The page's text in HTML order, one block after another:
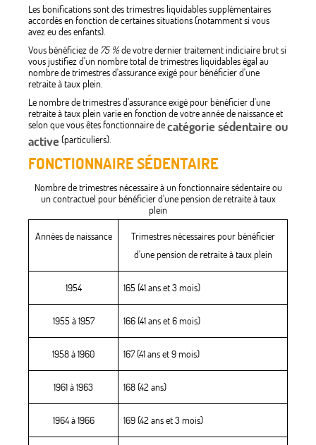
Les bonifications sont des trimestres liquidables supplémentaires
accordés en fonction de certaines situations (notamment si vous
avez eu des enfants).
Vous bénéficiez de 75 %de votre dernier traitement indiciaire brut si
vous justifiez d'un nombre total de trimestres liquidables égal au
nombre de trimestres d'assurance exigé pour bénéficier d'une
retraite à taux plein.
Le nombre de trimestres d'assurance exigé pour bénéficier d'une
retraite à taux plein varie en fonction de votre année de naissance et
selon que vous êtes fonctionnaire decatégorie sédentaire ou
active(particuliers).
FONCTIONNAIRE SÉDENTAIRE
Nombre de trimestres nécessaire à un fonctionnaire sédentaire ou
un contractuel pour bénéficier d'une pension de retraite à taux
plein
Années de naissance
Trimestres nécessaires pour bénéficier
d'une pension de retraite à taux plein
1954 165 (41 ans et 3 mois)
1955 à 1957 166 (41 ans et 6 mois)
1958 à 1960 167 (41 ans et 9 mois)
1961 à 1963 168 (42 ans)
1964 à 1966 169 (42 ans et 3 mois)